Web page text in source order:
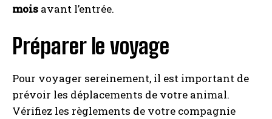
mois avant l’entrée.
Préparer le voyage
Pour voyager sereinement, il est important de
prévoir les déplacements de votre animal.
Vérifiez les règlements de votre compagnie